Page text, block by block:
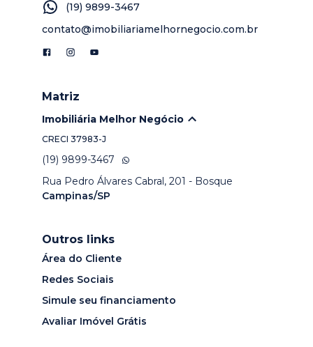
(19) 9899-3467
contato@imobiliariamelhornegocio.com.br
Matriz
Imobiliária Melhor Negócio
CRECI 37983-J
(19) 9899-3467
Rua Pedro Álvares Cabral, 201 - Bosque
Campinas/SP
Outros links
Área do Cliente
Redes Sociais
Simule seu financiamento
Avaliar Imóvel Grátis